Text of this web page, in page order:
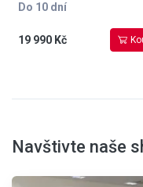
Do 10 dní
19 990 Kč
Navštivte naše